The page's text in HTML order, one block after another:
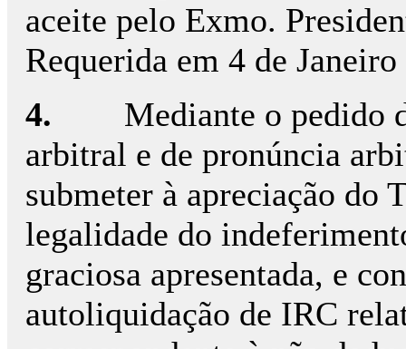
aceite pelo Exmo.
Requerida em 4 de
4. Mediante o pedido
arbitral e de pronúncia
submeter à apreciação do
legalidade do
graciosa apresentada, e
autoliquidação de IRC